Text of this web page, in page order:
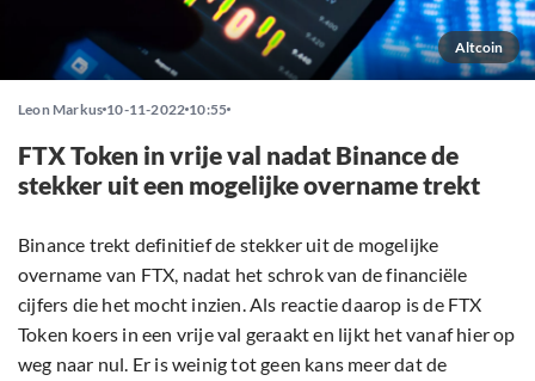
Altcoin
Leon Markus 10-11-2022 10:55
FTX Token in vrije val nadat Binance de
stekker uit een mogelijke overname trekt
Binance trekt definitief de stekker uit de mogelijke
overname van FTX, nadat het schrok van de financiële
cijfers die het mocht inzien. Als reactie daarop is de FTX
Token koers in een vrije val geraakt en lijkt het vanaf hier op
weg naar nul. Er is weinig tot geen kans meer dat de